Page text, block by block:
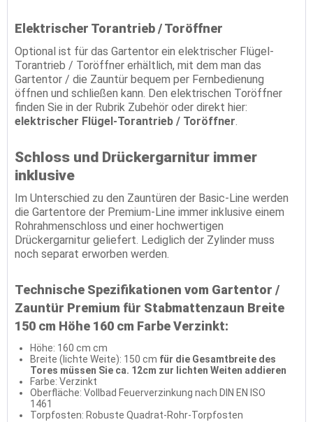
Elektrischer Torantrieb / Toröffner
Optional ist für das Gartentor ein elektrischer Flügel-
Torantrieb / Toröffner erhältlich, mit dem man das
Gartentor / die Zauntür bequem per Fernbedienung
öffnen und schließen kann. Den elektrischen Toröffner
finden Sie in der Rubrik Zubehör oder direkt hier:
elektrischer Flügel-Torantrieb / Toröffner.
Schloss und Drückergarnitur immer
inklusive
Im Unterschied zu den Zauntüren der Basic-Line werden
die Gartentore der Premium-Line immer inklusive einem
Rohrahmenschloss und einer hochwertigen
Drückergarnitur geliefert. Lediglich der Zylinder muss
noch separat erworben werden.
Technische Spezifikationen vom Gartentor /
Zauntür Premium für Stabmattenzaun Breite
150 cm Höhe 160 cm Farbe Verzinkt:
Höhe: 160 cm cm
Breite (lichte Weite): 150 cm für die Gesamtbreite des
Tores müssen Sie ca. 12cm zur lichten Weiten addieren
Farbe: Verzinkt
Oberfläche: Vollbad Feuerverzinkung nach DIN EN ISO
1461
Torpfosten: Robuste Quadrat-Rohr-Torpfosten